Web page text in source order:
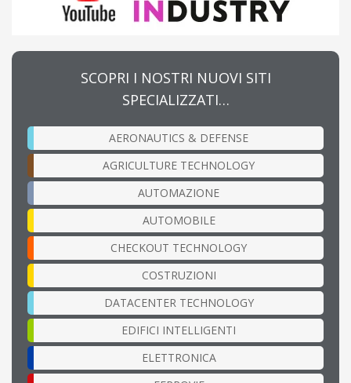
SCOPRI I NOSTRI NUOVI SITI
SPECIALIZZATI…
AERONAUTICS & DEFENSE
AGRICULTURE TECHNOLOGY
AUTOMAZIONE
AUTOMOBILE
CHECKOUT TECHNOLOGY
COSTRUZIONI
DATACENTER TECHNOLOGY
EDIFICI INTELLIGENTI
ELETTRONICA